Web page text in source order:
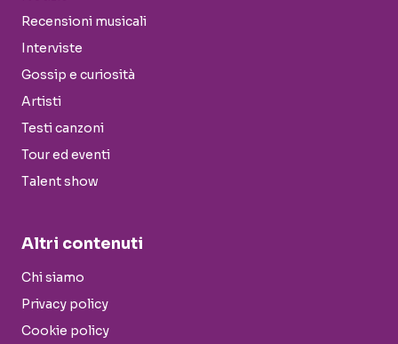
Recensioni musicali
Interviste
Gossip e curiosità
Artisti
Testi canzoni
Tour ed eventi
Talent show
Altri contenuti
Chi siamo
Privacy policy
Cookie policy